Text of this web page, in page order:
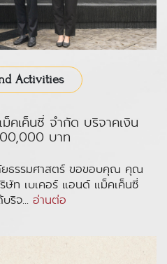
Activities
คเค็นซี่ จำกัด บริจาคเงิน
บาท
ธรรมศาสตร์ ขอขอบคุณ คุณ
ท เบเคอร์ แอนด์ แม็คเค็นซี่
ริจ... อ่านต่อ